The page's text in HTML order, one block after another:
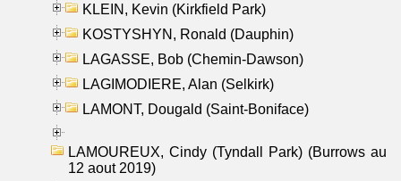
KLEIN, Kevin (Kirkfield Park)
KOSTYSHYN, Ronald (Dauphin)
LAGASSE, Bob (Chemin-Dawson)
LAGIMODIERE, Alan (Selkirk)
LAMONT, Dougald (Saint-Boniface)
LAMOUREUX, Cindy (Tyndall Park) (Burrows au
12 aout 2019)